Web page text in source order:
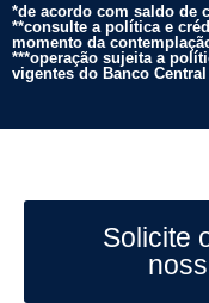
*de acordo com saldo de
**consulte a política e
momento da
***operação sujeita a
vigentes do Banco
Solicite